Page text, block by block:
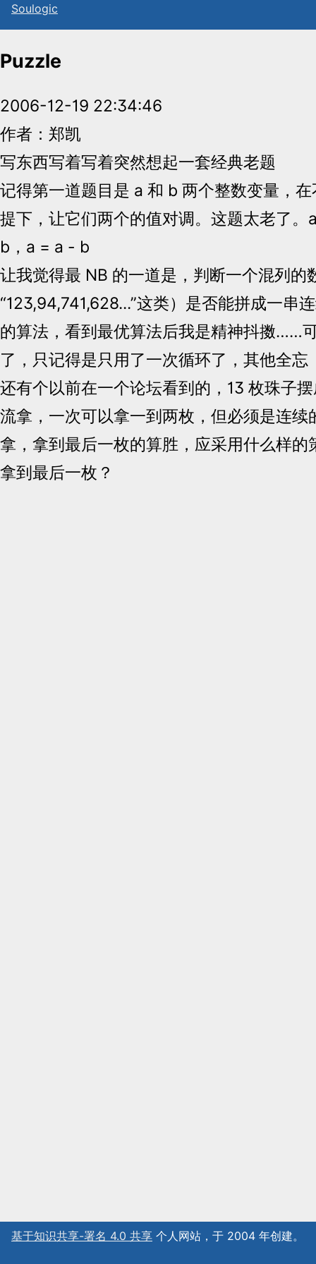
Soulogic
Puzzle
2006-12-19 22:34:46
作者：郑凯
写东西写着写着突然想起一套经典老题
记得第一道题目是 a 和 b 两个整数变量，
提下，让它们两个的值对调。这题太老了
b，a = a - b
让我觉得最 NB 的一道是，判断一个混列的
“123,94,741,628...”这类）是否能拼成一串
的算法，看到最优算法后我是精神抖擞……
了，只记得是只用了一次循环了，其他全忘
还有个以前在一个论坛看到的，13 枚珠子
流拿，一次可以拿一到两枚，但必须是连续
拿，拿到最后一枚的算胜，应采用什么样的
拿到最后一枚？
基于知识共享-署名 4.0 共享 个人网站，于 2004 年创建。